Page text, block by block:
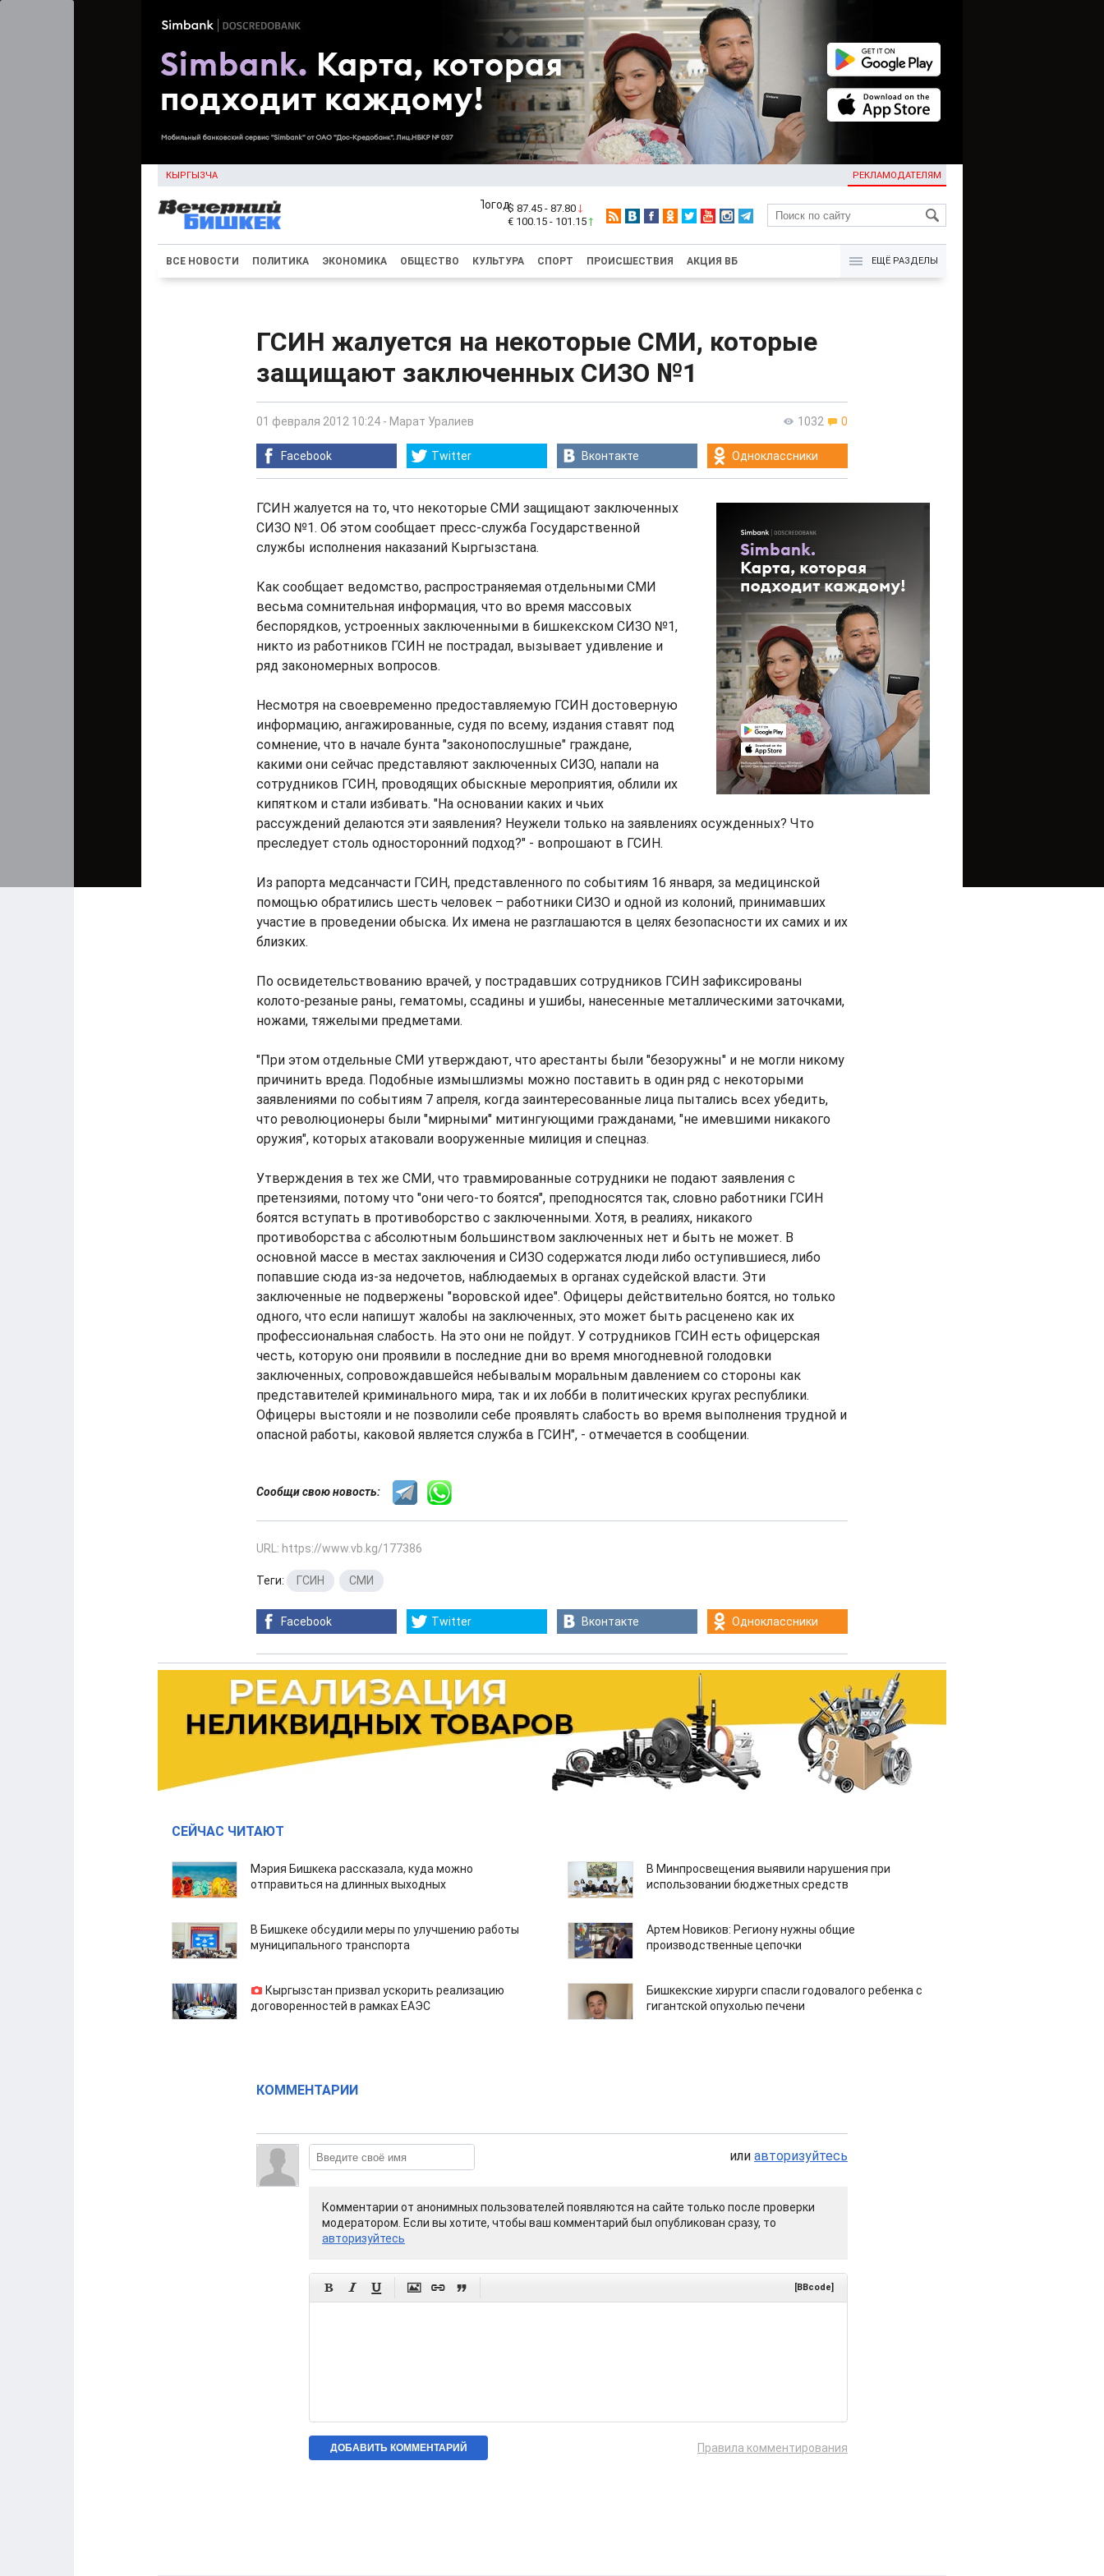
КЫРГЫЗЧА РЕКЛАМОДАТЕЛЯМ
KG
$ 87.45 - 87.80
€ 100.15 - 101.15
ВСЕ НОВОСТИ ПОЛИТИКА ЭКОНОМИКА ОБЩЕСТВО КУЛЬТУРА СПОРТ ПРОИСШЕСТВИЯ АКЦИЯ ВБ ЕЩЁ РАЗДЕЛЫ
ГСИН жалуется на некоторые СМИ, которые
защищают заключенных СИЗО №1
1032 0
01 февраля 2012 10:24 - Марат Уралиев
Facebook Twitter Вконтакте Одноклассники
ГСИН жалуется на то, что некоторые СМИ защищают заключенных
СИЗО №1. Об этом сообщает пресс-служба Государственной
службы исполнения наказаний Кыргызстана.
Как сообщает ведомство, распространяемая отдельными СМИ
весьма сомнительная информация, что во время массовых
беспорядков, устроенных заключенными в бишкекском СИЗО №1,
никто из работников ГСИН не пострадал, вызывает удивление и
ряд закономерных вопросов.
Несмотря на своевременно предоставляемую ГСИН достоверную
информацию, ангажированные, судя по всему, издания ставят под
сомнение, что в начале бунта "законопослушные" граждане,
какими они сейчас представляют заключенных СИЗО, напали на
сотрудников ГСИН, проводящих обыскные мероприятия, облили их
кипятком и стали избивать. "На основании каких и чьих
рассуждений делаются эти заявления? Неужели только на заявлениях осужденных? Что
преследует столь односторонний подход?" - вопрошают в ГСИН.
Из рапорта медсанчасти ГСИН, представленного по событиям 16 января, за медицинской
помощью обратились шесть человек – работники СИЗО и одной из колоний, принимавших
участие в проведении обыска. Их имена не разглашаются в целях безопасности их самих и их
близких.
По освидетельствованию врачей, у пострадавших сотрудников ГСИН зафиксированы
колото-резаные раны, гематомы, ссадины и ушибы, нанесенные металлическими заточками,
ножами, тяжелыми предметами.
"При этом отдельные СМИ утверждают, что арестанты были "безоружны" и не могли никому
причинить вреда. Подобные измышлизмы можно поставить в один ряд с некоторыми
заявлениями по событиям 7 апреля, когда заинтересованные лица пытались всех убедить,
что революционеры были "мирными" митингующими гражданами, "не имевшими никакого
оружия", которых атаковали вооруженные милиция и спецназ.
Утверждения в тех же СМИ, что травмированные сотрудники не подают заявления с
претензиями, потому что "они чего-то боятся", преподносятся так, словно работники ГСИН
боятся вступать в противоборство с заключенными. Хотя, в реалиях, никакого
противоборства с абсолютным большинством заключенных нет и быть не может. В
основной массе в местах заключения и СИЗО содержатся люди либо оступившиеся, либо
попавшие сюда из-за недочетов, наблюдаемых в органах судейской власти. Эти
заключенные не подвержены "воровской идее". Офицеры действительно боятся, но только
одного, что если напишут жалобы на заключенных, это может быть расценено как их
профессиональная слабость. На это они не пойдут. У сотрудников ГСИН есть офицерская
честь, которую они проявили в последние дни во время многодневной голодовки
заключенных, сопровождавшейся небывалым моральным давлением со стороны как
представителей криминального мира, так и их лобби в политических кругах республики.
Офицеры выстояли и не позволили себе проявлять слабость во время выполнения трудной и
опасной работы, каковой является служба в ГСИН", - отмечается в сообщении.
Сообщи свою новость:
URL: https://www.vb.kg/177386
Теги: ГСИН СМИ
Facebook Twitter Вконтакте Одноклассники
СЕЙЧАС ЧИТАЮТ
Мэрия Бишкека рассказала, куда можно
отправиться на длинных выходных
В Минпросвещения выявили нарушения при
использовании бюджетных средств
В Бишкеке обсудили меры по улучшению работы
муниципального транспорта
Артем Новиков: Региону нужны общие
производственные цепочки
Кыргызстан призвал ускорить реализацию
договоренностей в рамках ЕАЭС
Бишкекские хирурги спасли годовалого ребенка с
гигантской опухолью печени
КОММЕНТАРИИ
или авторизуйтесь
Комментарии от анонимных пользователей появляются на сайте только после проверки
модератором. Если вы хотите, чтобы ваш комментарий был опубликован сразу, то
авторизуйтесь
      [BBcode]
Правила комментирования